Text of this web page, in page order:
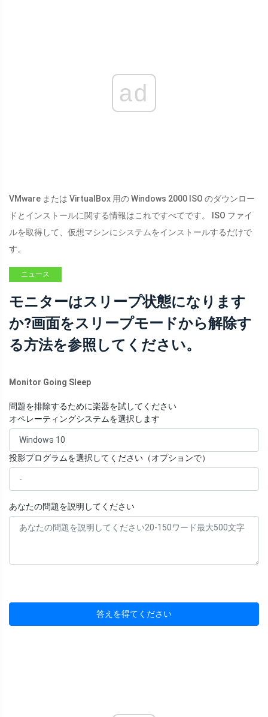
ad
VMware または VirtualBox 用の Windows 2000 ISO のダウンロー
ドとインストールに関する情報はこれですべてです。 ISO ファイ
ルを取得して、仮想マシンにシステムをインストールするだけで
す。
ニュース
モニターはスリープ状態になります
か?画面をスリープモードから解除す
る方法を参照してください。
Monitor Going Sleep
問題を排除するために楽器を試してください
オペレーティングシステムを選択します
投影プログラムを選択してください（オプションで）
あなたの問題を説明してください
答えを得てください